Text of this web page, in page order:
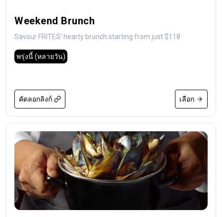
Weekend Brunch
Savour FRITES' hearty brunch starting from just $118
พรุ่งนี้(หลายวัน)
คัดลอกลิงก์ เลือก